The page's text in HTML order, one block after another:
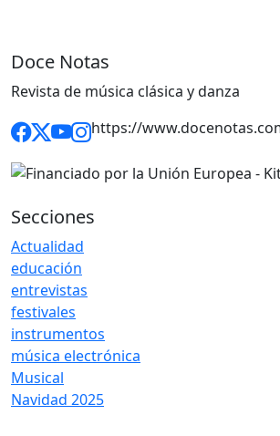
Doce Notas
Revista de música clásica y danza
https://
Secciones
Actualidad
educación
entrevistas
festivales
instrumentos
música electrónica
Musical
Navidad 2025